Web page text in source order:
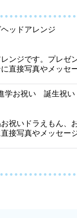
ッドアレンジ
ンジです。プレ
直接写真やメッセ
学お祝い 誕生祝い
祝いドラえもん、
接写真やメッセー